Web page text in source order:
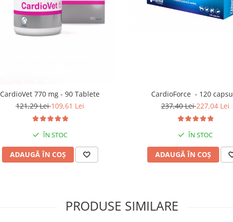
CardioVet 770 mg - 90 Tablete
121,29 Lei109,61 Lei
ÎN STOC
ADAUGĂ ÎN COȘ
CardioForce - 120
237,40 Lei227,04 Lei
ÎN STOC
ADAUGĂ ÎN COȘ
PRODUSE SIMILARE